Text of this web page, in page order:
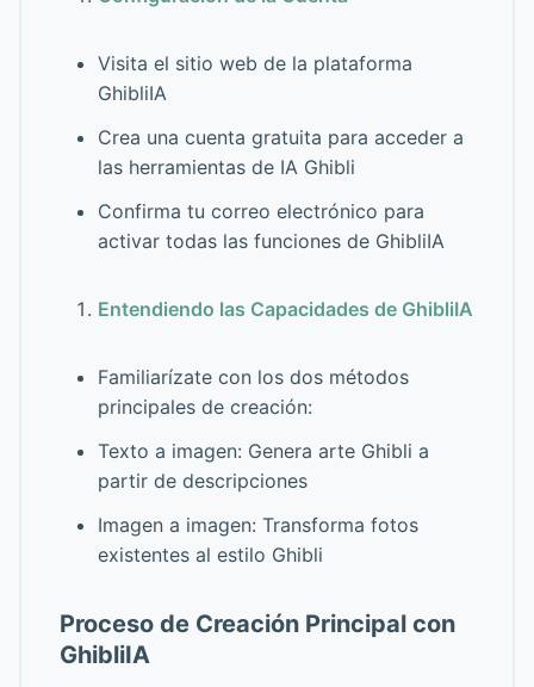
Visita el sitio web de la plataforma
GhibliIA
Crea una cuenta gratuita para acceder a
las herramientas de IA Ghibli
Confirma tu correo electrónico para
activar todas las funciones de GhibliIA
Entendiendo las Capacidades de GhibliIA
Familiarízate con los dos métodos
principales de creación:
Texto a imagen: Genera arte Ghibli a
partir de descripciones
Imagen a imagen: Transforma fotos
existentes al estilo Ghibli
Proceso de Creación Principal con
GhibliIA